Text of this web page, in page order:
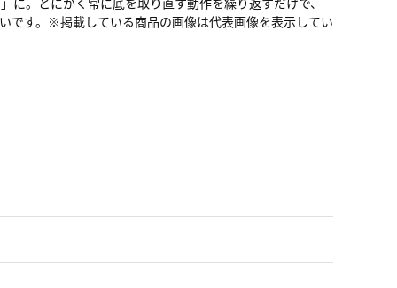
です。※掲載している商品の画像は代表画像を表示してい